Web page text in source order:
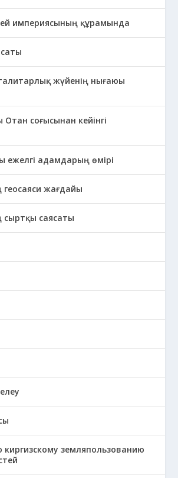
империясының құрамында
жүйенің нығаюы
соғысынан кейінгі
ежелгі адамдарың өмірі
жағдайы
сыртқы саясаты
земляпользованию